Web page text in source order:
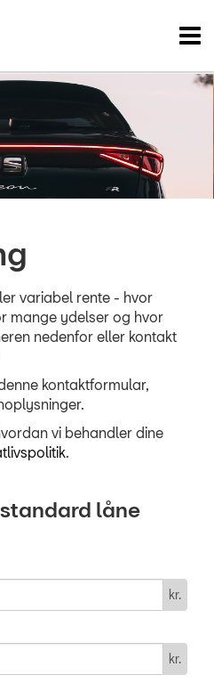
NYE BILER
BRUGTE BILER
Brugtbilsafdeling
VÆRKSTED
variabel rente - hvor
mange ydelser og hvor
nedenfor eller kontakt
kontaktformular,
vi behandler dine
låne
kr.
kr.